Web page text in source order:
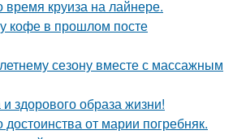
время круиза на лайнере.
кофе в прошлом посте
сезону вместе с массажным
здорового образа жизни!
от марии погребняк.